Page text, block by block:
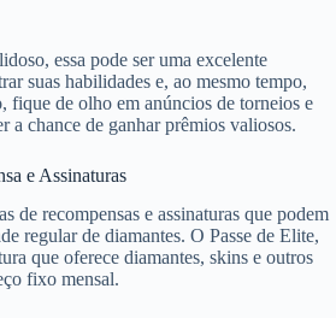
essa pode ser uma excelente
suas habilidades e, ao mesmo tempo,
fique de olho em anúncios de torneios e
a chance de ganhar prêmios valiosos.
e Assinaturas
de recompensas e assinaturas que podem
regular de diamantes. O Passe de Elite,
que oferece diamantes, skins e outros
fixo mensal.